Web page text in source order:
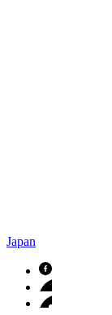
Japan